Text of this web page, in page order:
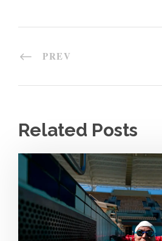
PREV
Related Posts